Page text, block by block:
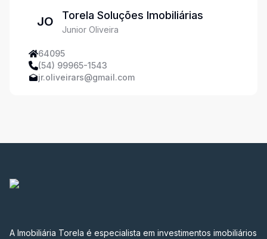
JO Torela Soluções Imobiliárias
Junior Oliveira
64095
(54) 99965-1543
jr.oliveirars@gmail.com
A Imobiliária Torela é especialista em investimentos imobiliários